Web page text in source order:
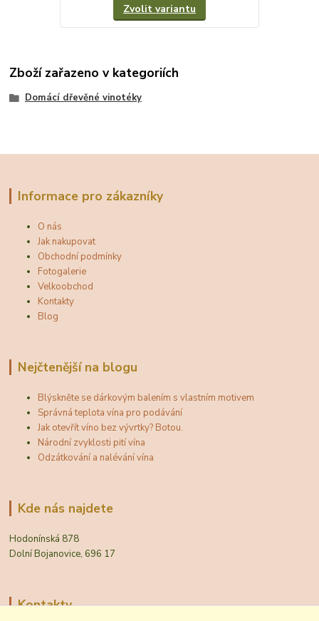
Zvolit variantu
Zboží zařazeno v kategoriích
Domácí dřevěné vinotéky
Informace pro zákazníky
O nás
Jak nakupovat
Obchodní podmínky
Fotogalerie
Velkoobchod
Kontakty
Blog
Nejčtenější na blogu
Blýskněte se dárkovým balením s vlastním motivem
Správná teplota vína pro podávání
Jak otevřít víno bez vývrtky? Botou.
Národní zvyklosti pití vína
Odzátkování a nalévání vína
Kde nás najdete
Hodonínská 878
Dolní Bojanovice, 696 17
Kontakty